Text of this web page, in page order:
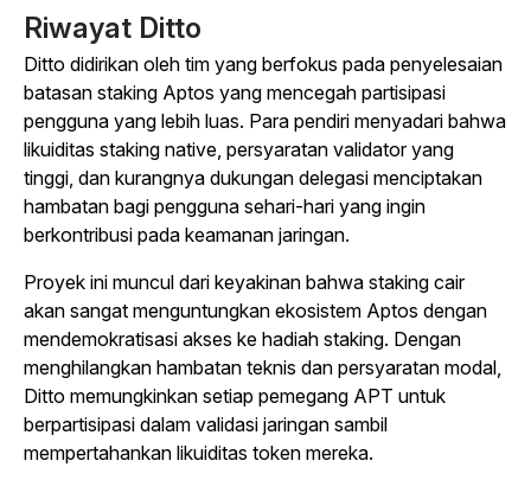
Riwayat Ditto
Ditto didirikan oleh tim yang berfokus pada penyelesaian
batasan staking Aptos yang mencegah partisipasi
pengguna yang lebih luas. Para pendiri menyadari bahwa
likuiditas staking native, persyaratan validator yang
tinggi, dan kurangnya dukungan delegasi menciptakan
hambatan bagi pengguna sehari-hari yang ingin
berkontribusi pada keamanan jaringan.
Proyek ini muncul dari keyakinan bahwa staking cair
akan sangat menguntungkan ekosistem Aptos dengan
mendemokratisasi akses ke hadiah staking. Dengan
menghilangkan hambatan teknis dan persyaratan modal,
Ditto memungkinkan setiap pemegang APT untuk
berpartisipasi dalam validasi jaringan sambil
mempertahankan likuiditas token mereka.